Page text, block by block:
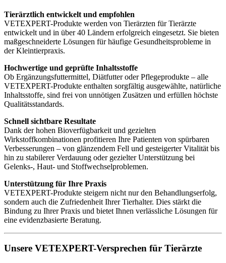
Tierärztlich entwickelt und empfohlen
VETEXPERT-Produkte werden von Tierärzten für Tierärzte
entwickelt und in über 40 Ländern erfolgreich eingesetzt. Sie bieten
maßgeschneiderte Lösungen für häufige Gesundheitsprobleme in
der Kleintierpraxis.
Hochwertige und geprüfte Inhaltsstoffe
Ob Ergänzungsfuttermittel, Diätfutter oder Pflegeprodukte – alle
VETEXPERT-Produkte enthalten sorgfältig ausgewählte, natürliche
Inhaltsstoffe, sind frei von unnötigen Zusätzen und erfüllen höchste
Qualitätsstandards.
Schnell sichtbare Resultate
Dank der hohen Bioverfügbarkeit und gezielten
Wirkstoffkombinationen profitieren Ihre Patienten von spürbaren
Verbesserungen – von glänzendem Fell und gesteigerter Vitalität bis
hin zu stabilerer Verdauung oder gezielter Unterstützung bei
Gelenks-, Haut- und Stoffwechselproblemen.
Unterstützung für Ihre Praxis
VETEXPERT-Produkte steigern nicht nur den Behandlungserfolg,
sondern auch die Zufriedenheit Ihrer Tierhalter. Dies stärkt die
Bindung zu Ihrer Praxis und bietet Ihnen verlässliche Lösungen für
eine evidenzbasierte Beratung.
Unsere VETEXPERT-Versprechen für Tierärzte